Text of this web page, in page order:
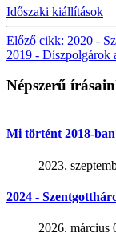
Időszaki kiállítások
Előző cikk: 2020 -
2019 - Díszpolgárok
Népszerű
Mi történt 2018-
2023.
2024 -
2026. március